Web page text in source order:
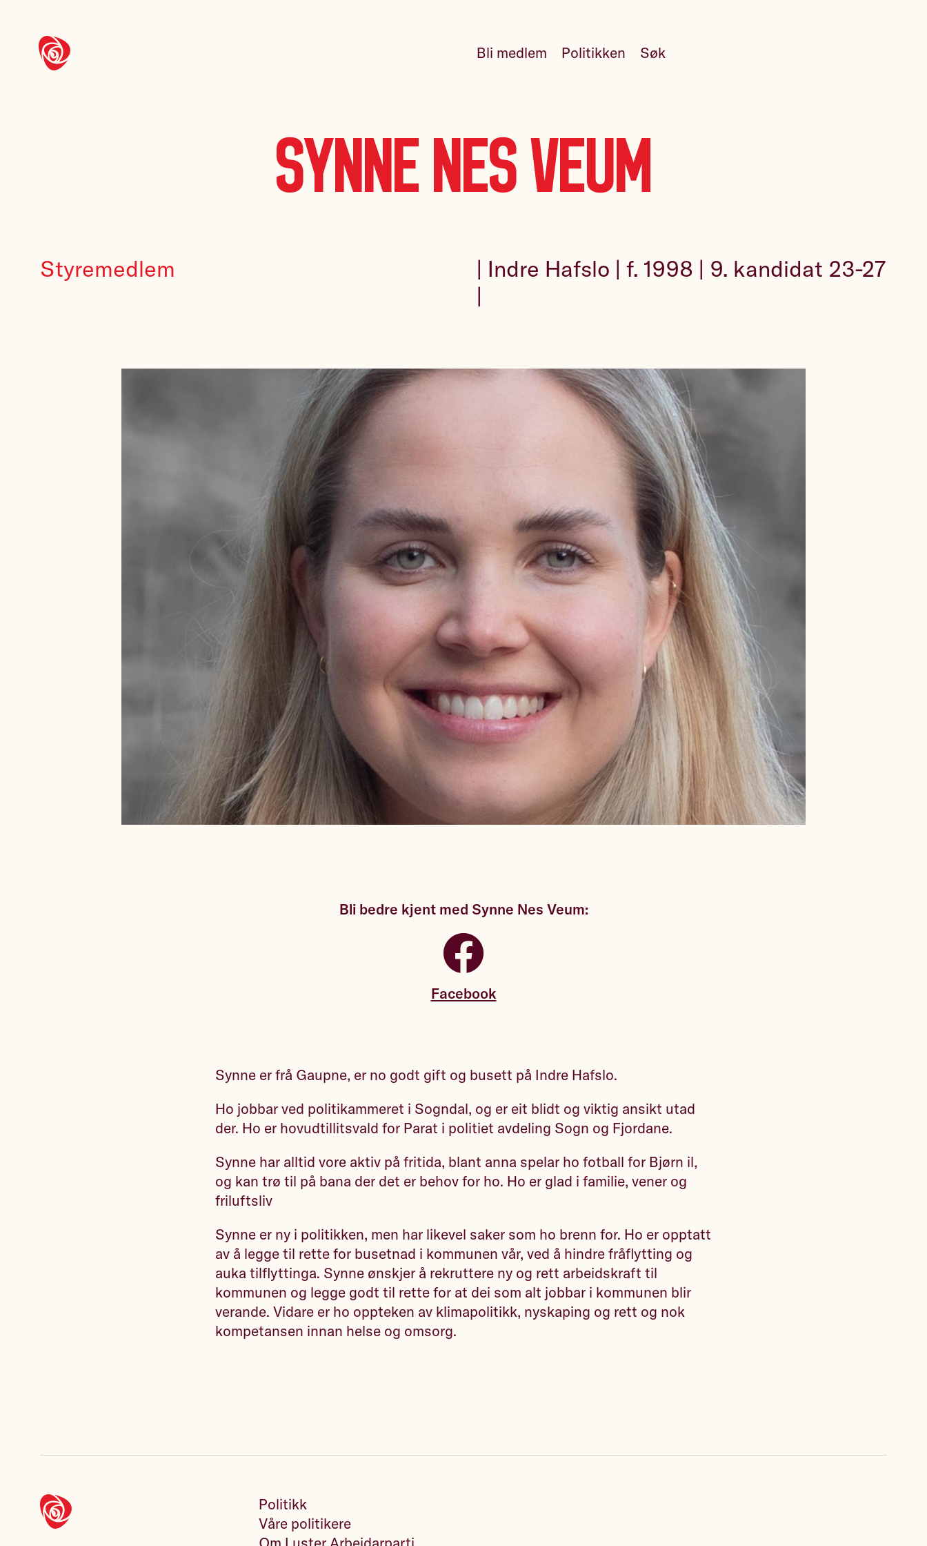
Bli medlem Politikken Søk
Synne Nes Veum
Styremedlem
| Indre Hafslo | f. 1998 | 9. kandidat 23-27
|
Bli bedre kjent med Synne Nes Veum:
Facebook
Synne er frå Gaupne, er no godt gift og busett på Indre Hafslo.
Ho jobbar ved politikammeret i Sogndal, og er eit blidt og viktig ansikt utad
der. Ho er hovudtillitsvald for Parat i politiet avdeling Sogn og Fjordane.
Synne har alltid vore aktiv på fritida, blant anna spelar ho fotball for Bjørn il,
og kan trø til på bana der det er behov for ho. Ho er glad i familie, vener og
friluftsliv
Synne er ny i politikken, men har likevel saker som ho brenn for. Ho er opptatt
av å legge til rette for busetnad i kommunen vår, ved å hindre fråflytting og
auka tilflyttinga. Synne ønskjer å rekruttere ny og rett arbeidskraft til
kommunen og legge godt til rette for at dei som alt jobbar i kommunen blir
verande. Vidare er ho oppteken av klimapolitikk, nyskaping og rett og nok
kompetansen innan helse og omsorg.
Politikk
Våre politikere